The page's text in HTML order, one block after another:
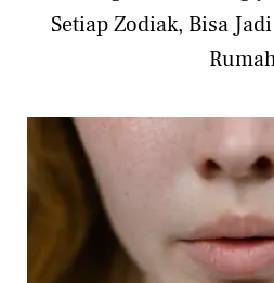
Setiap Zodiak, Bisa